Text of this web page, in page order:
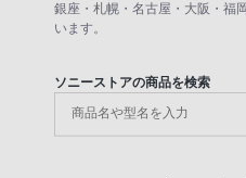
銀座・札幌・名古屋・大阪・福
います。
ソニーストアの商品を検索